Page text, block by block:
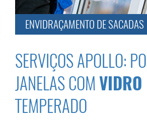
ENVIDRAÇAMENTO DE SACADAS
SERVIÇOS APOLLO:
JANELAS COM VIDRO
TEMPERADO